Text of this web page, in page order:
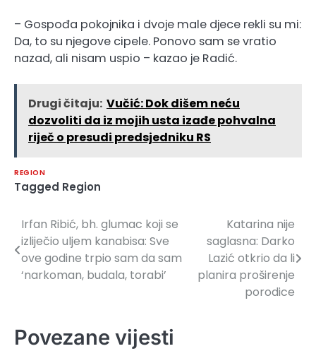
– Gospođa pokojnika i dvoje male djece rekli su mi:
Da, to su njegove cipele. Ponovo sam se vratio
nazad, ali nisam uspio – kazao je Radić.
Drugi čitaju: Vučić: Dok dišem neću
dozvoliti da iz mojih usta izađe pohvalna
riječ o presudi predsjedniku RS
REGION
Tagged Region
Navigacija
članaka
Irfan Ribić, bh. glumac koji se
izliječio uljem kanabisa: Sve
ove godine trpio sam da sam
‘narkoman, budala, torabi’
Katarina nije
saglasna: Darko
Lazić otkrio da li
planira proširenje
porodice
Povezane vijesti